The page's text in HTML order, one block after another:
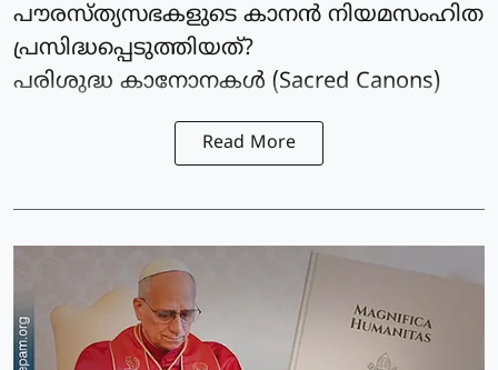
പൗരസ്‌ത്യസഭകളുടെ കാനൻ നിയമസംഹിത
പ്രസിദ്ധപ്പെടുത്തിയത്?
പരിശുദ്ധ കാനോനകൾ (Sacred Canons)
Read More